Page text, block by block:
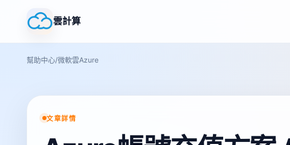
雲計算
幫助中心/微軟雲Azure
文章詳情